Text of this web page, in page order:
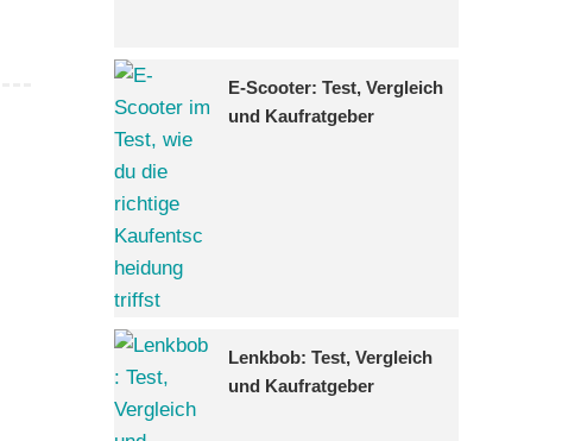
E-Scooter: Test, Vergleich
und Kaufratgeber
Lenkbob: Test, Vergleich
und Kaufratgeber